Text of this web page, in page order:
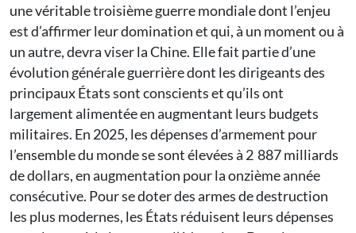
une véritable troisième guerre mondiale dont l’enjeu
est d’affirmer leur domination et qui, à un moment ou à
un autre, devra viser la Chine. Elle fait partie d’une
évolution générale guerrière dont les dirigeants des
principaux États sont conscients et qu’ils ont
largement alimentée en augmentant leurs budgets
militaires. En 2025, les dépenses d’armement pour
l’ensemble du monde se sont élevées à 2 887 milliards
de dollars, en augmentation pour la onzième année
consécutive. Pour se doter des armes de destruction
les plus modernes, les États réduisent leurs dépenses